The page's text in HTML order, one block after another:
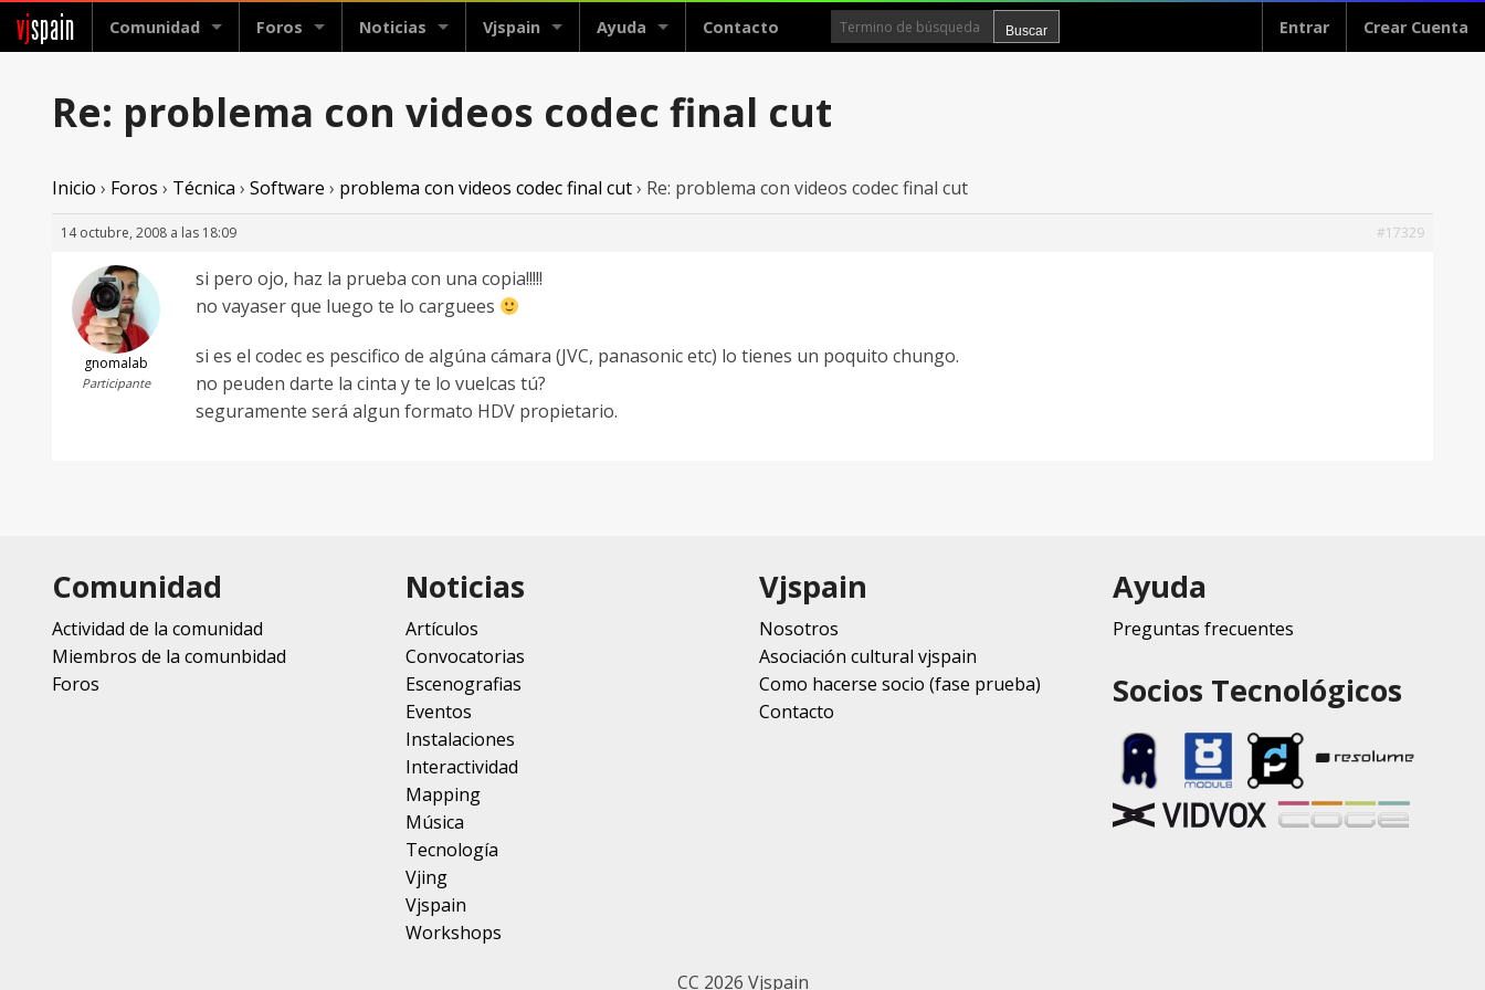
vjspain Comunidad Foros Noticias Vjspain Ayuda Contacto Entrar Crear Cuenta
Re: problema con videos codec final cut
Inicio › Foros › Técnica › Software › problema con videos codec final cut› Re: problema con videos codec final cut
14 octubre, 2008 a las 18:09 #17329
gnomalab
Participante
si pero ojo, haz la prueba con una copia!!!!!
no vayaser que luego te lo carguees
si es el codec es pescifico de algúna cámara (JVC, panasonic etc) lo tienes un poquito chungo.
no peuden darte la cinta y te lo vuelcas tú?
seguramente será algun formato HDV propietario.
Comunidad
Actividad de la comunidad
Miembros de la comunbidad
Foros
Noticias
Artículos
Convocatorias
Escenografias
Eventos
Instalaciones
Interactividad
Mapping
Música
Tecnología
Vjing
Vjspain
Workshops
Vjspain
Nosotros
Asociación cultural vjspain
Como hacerse socio (fase prueba)
Contacto
Ayuda
Preguntas frecuentes
Socios Tecnológicos
CC 2026 Vjspain